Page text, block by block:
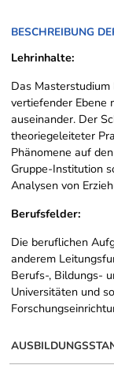
BESCHREIBUNG
Lehrinhalte:
Das
vertiefender Ebene
auseinander. Der
theoriegeleiteter
Phänomene auf
Gruppe-Institution
Analysen von
Berufsfelder:
Die beruflichen
anderem
Berufs-, Bildungs-
Universitäten und